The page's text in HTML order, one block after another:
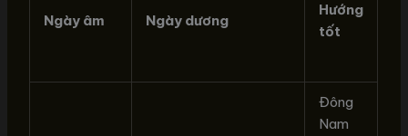
Ngày âm Ngày dương
Hướng
tốt
Đông
Nam